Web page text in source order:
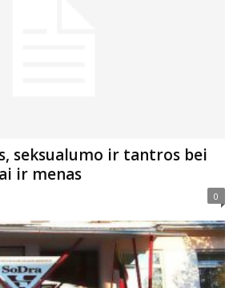
seksualumo ir tantros bei
ir menas
0